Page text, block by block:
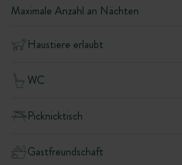
Maximale Anzahl an Nächten
Haustiere erlaubt
WC
Picknicktisch
Gastfreundschaft